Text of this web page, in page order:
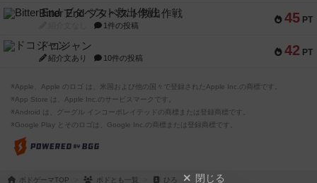
45 PT
Bitter End ブタペスト救出作戦
1件の投稿
42 PT
ドコジャン
紹介文あり 10件の投稿
※Apple、Apple のロゴ は、米国および他の国々で登録されたApple Inc.の商標です。
※App Store は、Apple Inc.のサービスマークです。
※Android は、グーグル インコーポレイテッドの商標または登録商標です。
※Google Play とそのロゴは、Google Inc.の商標または登録商標です。
ボドゲーマTOP ボドとも一覧 ひろ 閉じる